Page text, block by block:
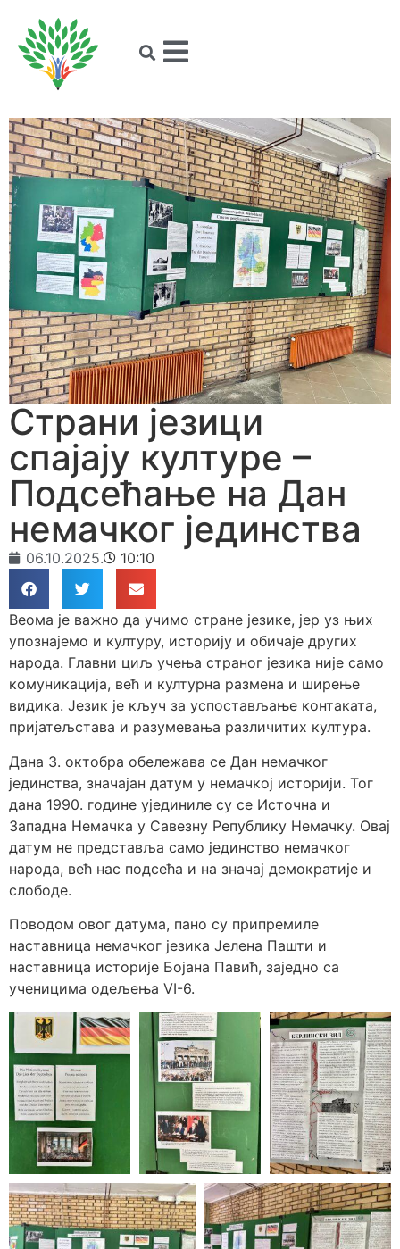
Страни језици
спајају културе –
Подсећање на Дан
немачког јединства
06.10.2025. 10:10
Веома је важно да учимо стране језике, јер уз њих
упознајемо и културу, историју и обичаје других
народа. Главни циљ учења страног језика није само
комуникација, већ и културна размена и ширење
видика. Језик је кључ за успостављање контаката,
пријатељстава и разумевања различитих култура.
Дана 3. октобра обележава се Дан немачког
јединства, значајан датум у немачкој историји. Тог
дана 1990. године ујединиле су се Источна и
Западна Немачка у Савезну Републику Немачку. Овај
датум не представља само јединство немачког
народа, већ нас подсећа и на значај демократије и
слободе.
Поводом овог датума, пано су припремиле
наставница немачког језика Јелена Пашти и
наставница историје Бојана Павић, заједно са
ученицима одељења VI-6.